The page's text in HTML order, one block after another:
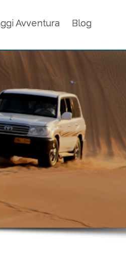
Avventura Blog